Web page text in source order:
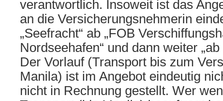
verantwortlich. Insoweit ist das
an die Versicherungsnehmerin
„Seefracht“ ab „FOB
Nordseehafen“ und dann weiter
Der Vorlauf (Transport bis zum
Manila) ist im Angebot eindeutig
nicht in Rechnung gestellt. Wer